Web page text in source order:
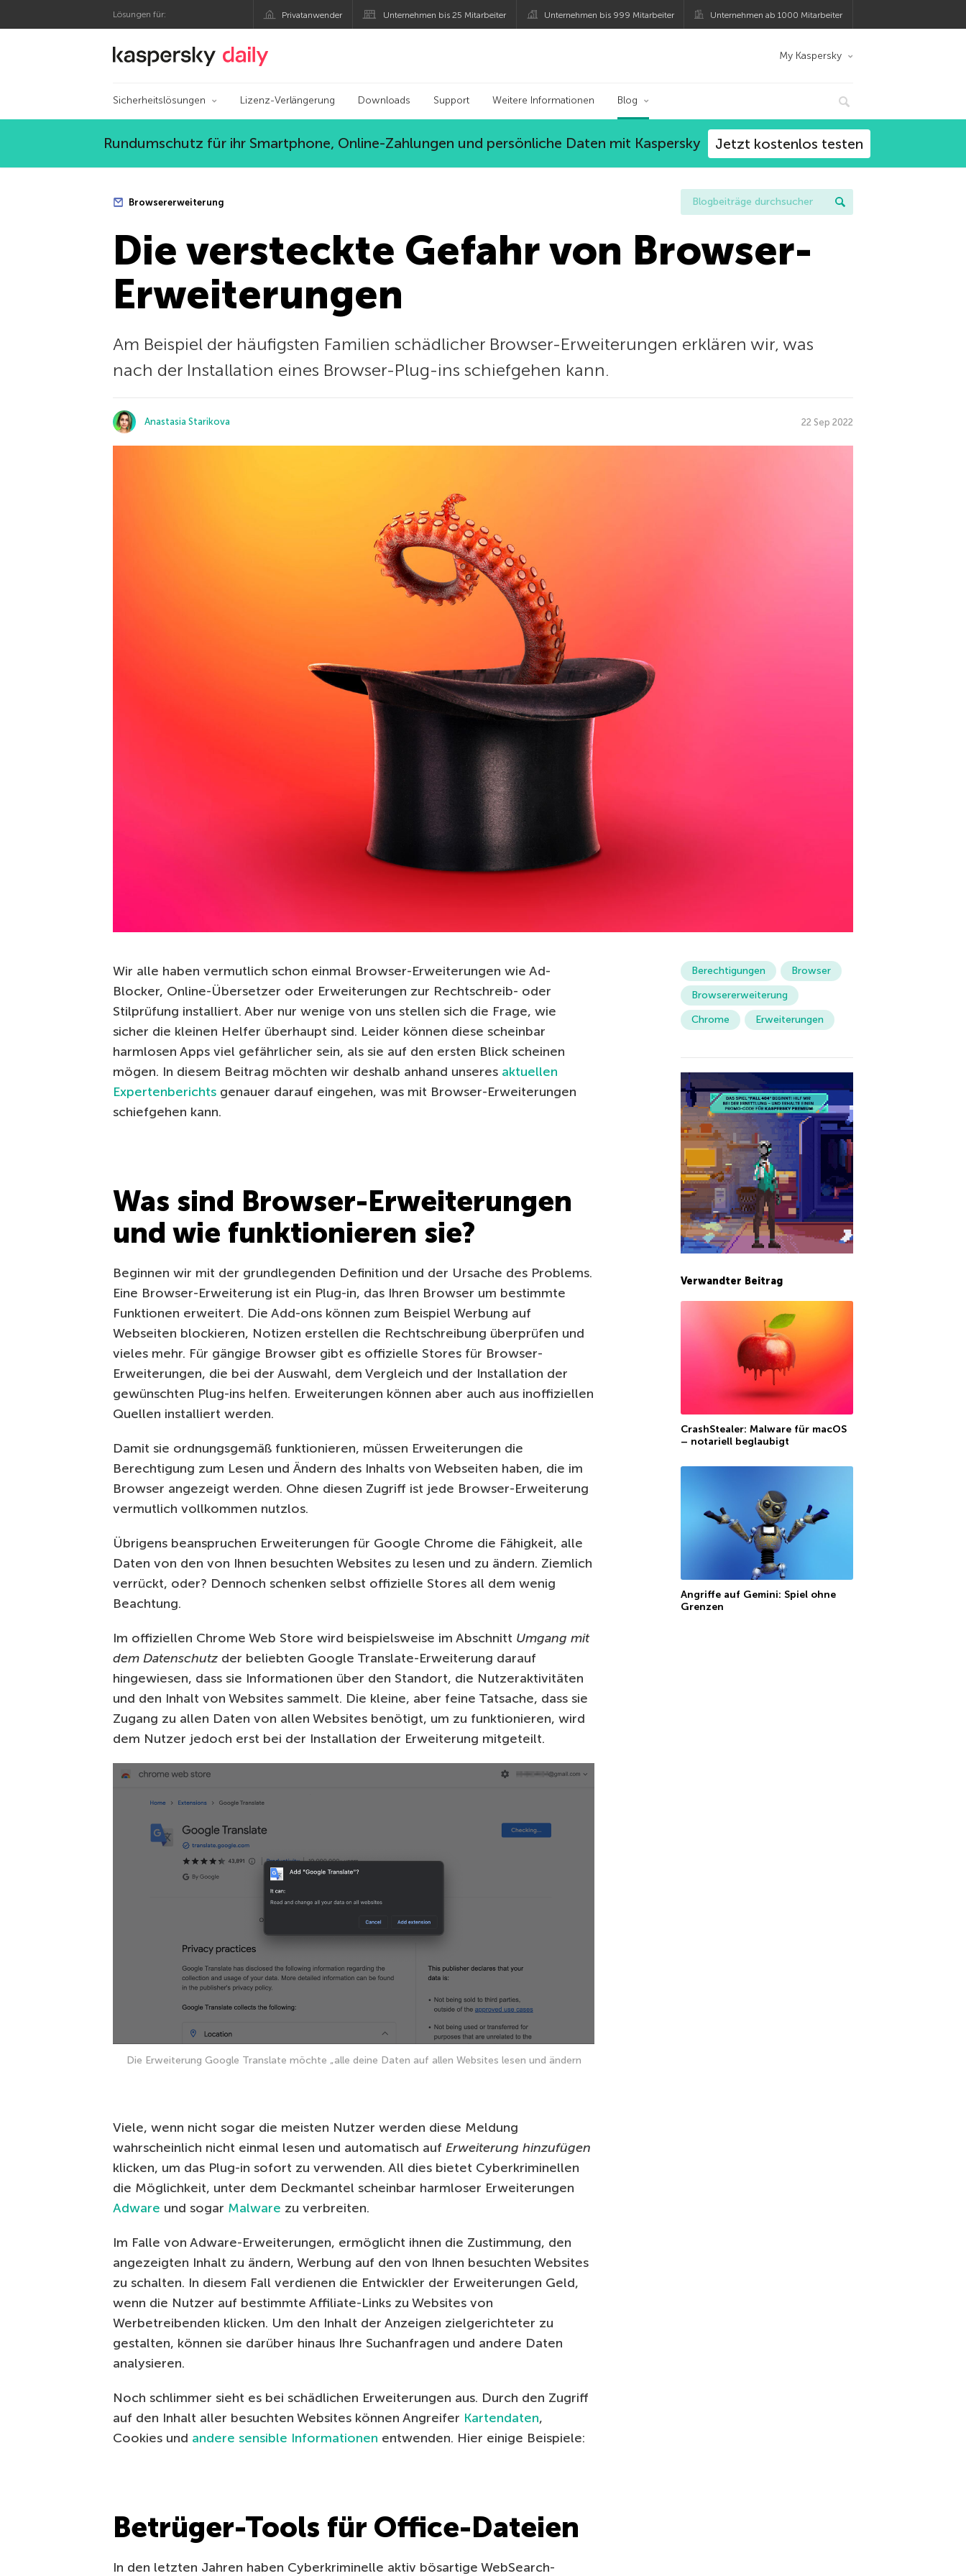
Lösungen für: Privatanwender Unternehmen bis 25 Mitarbeiter Unternehmen bis 999 Mitarbeiter Unternehmen ab 1000 Mitarbeiter
Offizieller Blog von Kaspersky My Kaspersky
Sicherheitslösungen Lizenz-Verlängerung Downloads Support Weitere Informationen Blog
Rundumschutz für ihr Smartphone, Online-Zahlungen und persönliche Daten mit Kaspersky Jetzt kostenlos testen
Browsererweiterung
Die versteckte Gefahr von Browser-
Erweiterungen
Am Beispiel der häufigsten Familien schädlicher Browser-Erweiterungen erklären wir, was
nach der Installation eines Browser-Plug-ins schiefgehen kann.
Anastasia Starikova 22 Sep 2022
Wir alle haben vermutlich schon einmal Browser-Erweiterungen wie Ad-
Blocker, Online-Übersetzer oder Erweiterungen zur Rechtschreib- oder
Stilprüfung installiert. Aber nur wenige von uns stellen sich die Frage, wie
sicher die kleinen Helfer überhaupt sind. Leider können diese scheinbar
harmlosen Apps viel gefährlicher sein, als sie auf den ersten Blick scheinen
mögen. In diesem Beitrag möchten wir deshalb anhand unseres aktuellen
Expertenberichts genauer darauf eingehen, was mit Browser-Erweiterungen
schiefgehen kann.
Was sind Browser-Erweiterungen
und wie funktionieren sie?
Beginnen wir mit der grundlegenden Definition und der Ursache des Problems.
Eine Browser-Erweiterung ist ein Plug-in, das Ihren Browser um bestimmte
Funktionen erweitert. Die Add-ons können zum Beispiel Werbung auf
Webseiten blockieren, Notizen erstellen die Rechtschreibung überprüfen und
vieles mehr. Für gängige Browser gibt es offizielle Stores für Browser-
Erweiterungen, die bei der Auswahl, dem Vergleich und der Installation der
gewünschten Plug-ins helfen. Erweiterungen können aber auch aus inoffiziellen
Quellen installiert werden.
Damit sie ordnungsgemäß funktionieren, müssen Erweiterungen die
Berechtigung zum Lesen und Ändern des Inhalts von Webseiten haben, die im
Browser angezeigt werden. Ohne diesen Zugriff ist jede Browser-Erweiterung
vermutlich vollkommen nutzlos.
Übrigens beanspruchen Erweiterungen für Google Chrome die Fähigkeit, alle
Daten von den von Ihnen besuchten Websites zu lesen und zu ändern. Ziemlich
verrückt, oder? Dennoch schenken selbst offizielle Stores all dem wenig
Beachtung.
Im offiziellen Chrome Web Store wird beispielsweise im Abschnitt Umgang mit
dem Datenschutz der beliebten Google Translate-Erweiterung darauf
hingewiesen, dass sie Informationen über den Standort, die Nutzeraktivitäten
und den Inhalt von Websites sammelt. Die kleine, aber feine Tatsache, dass sie
Zugang zu allen Daten von allen Websites benötigt, um zu funktionieren, wird
dem Nutzer jedoch erst bei der Installation der Erweiterung mitgeteilt.
Die Erweiterung Google Translate möchte „alle deine Daten auf allen Websites lesen und ändern
Viele, wenn nicht sogar die meisten Nutzer werden diese Meldung
wahrscheinlich nicht einmal lesen und automatisch auf Erweiterung hinzufügen
klicken, um das Plug-in sofort zu verwenden. All dies bietet Cyberkriminellen
die Möglichkeit, unter dem Deckmantel scheinbar harmloser Erweiterungen
Adware und sogar Malware zu verbreiten.
Im Falle von Adware-Erweiterungen, ermöglicht ihnen die Zustimmung, den
angezeigten Inhalt zu ändern, Werbung auf den von Ihnen besuchten Websites
zu schalten. In diesem Fall verdienen die Entwickler der Erweiterungen Geld,
wenn die Nutzer auf bestimmte Affiliate-Links zu Websites von
Werbetreibenden klicken. Um den Inhalt der Anzeigen zielgerichteter zu
gestalten, können sie darüber hinaus Ihre Suchanfragen und andere Daten
analysieren.
Noch schlimmer sieht es bei schädlichen Erweiterungen aus. Durch den Zugriff
auf den Inhalt aller besuchten Websites können Angreifer Kartendaten,
Cookies und andere sensible Informationen entwenden. Hier einige Beispiele:
Betrüger-Tools für Office-Dateien
In den letzten Jahren haben Cyberkriminelle aktiv bösartige WebSearch-
Berechtigungen
Browser
Browsererweiterung
Chrome
Erweiterungen
Verwandter Beitrag
CrashStealer: Malware für macOS
– notariell beglaubigt
Angriffe auf Gemini: Spiel ohne
Grenzen